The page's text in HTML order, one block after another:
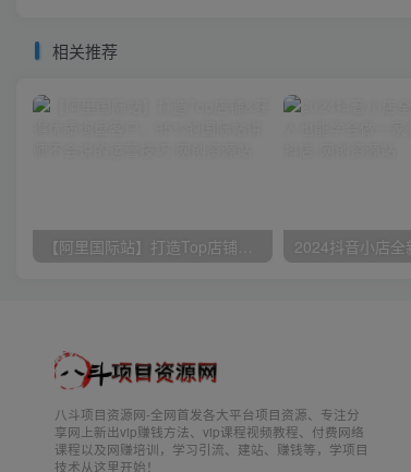
相关推荐
八斗项目资源网-全网首发各大平台项目资源、专注分
享网上新出vip赚钱方法、vip课程视频教程、付费网络
课程以及网赚培训，学习引流、建站、赚钱等，学项目
技术从这里开始！